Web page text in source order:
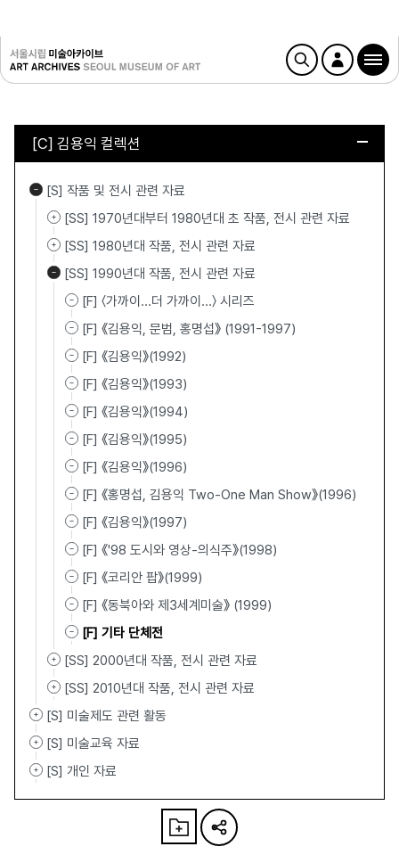
[C] 김용익 컬렉션
[S] 작품 및 전시 관련 자료
[SS] 1970년대부터 1980년대 초 작품, 전시 관련 자료
[SS] 1980년대 작품, 전시 관련 자료
[SS] 1990년대 작품, 전시 관련 자료
[F] 〈가까이…더 가까이…〉 시리즈
[F] 《김용익, 문범, 홍명섭》 (1991-1997)
[F] 《김용익》(1992)
[F] 《김용익》(1993)
[F] 《김용익》(1994)
[F] 《김용익》(1995)
[F] 《김용익》(1996)
[F] 《홍명섭, 김용익 Two-One Man Show》(1996)
[F] 《김용익》(1997)
[F] 《'98 도시와 영상-의식주》(1998)
[F] 《코리안 팝》(1999)
[F] 《동북아와 제3세계미술》 (1999)
[F] 기타 단체전
[SS] 2000년대 작품, 전시 관련 자료
[SS] 2010년대 작품, 전시 관련 자료
[S] 미술제도 관련 활동
[S] 미술교육 자료
[S] 개인 자료